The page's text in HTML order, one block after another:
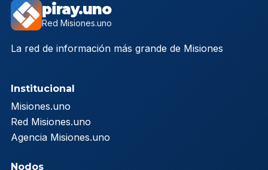
piray.uno
Red Misiones.uno
La red de información más grande de Misiones
Institucional
Misiones.uno
Red Misiones.uno
Agencia Misiones.uno
Nodos